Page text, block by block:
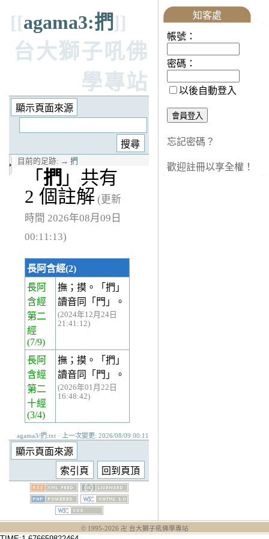
[[agama3:捫]]
台大獅子吼佛
學專站
目前的足跡: → 捫
「 捫 」共有
2 個註解 (更新
時間 2026年08月09日
00:11:13)
長阿含經(2)
長阿
含經
第二
經
(7/9)
撫；摸。「捫」
讀音同「門」。
(2024年12月24日
21:41:12)
長阿
含經
第二
十經
(3/4)
撫；摸。「捫」
讀音同「門」。
(2026年01月22日
16:48:42)
agama3/捫.txt · 上一次變更: 2026/08/09 00:11
知客處
帳號：
密碼：
以後自動登入
忘記密碼？
歡迎註冊以享全權！
© 1995-2026 卍 台大獅子吼佛學專站